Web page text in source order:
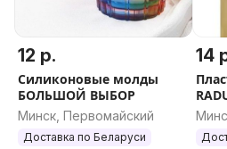
12 р.
Силиконовые молды
БОЛЬШОЙ ВЫБОР
Минск, Первомайский
Доставка по Беларуси
14